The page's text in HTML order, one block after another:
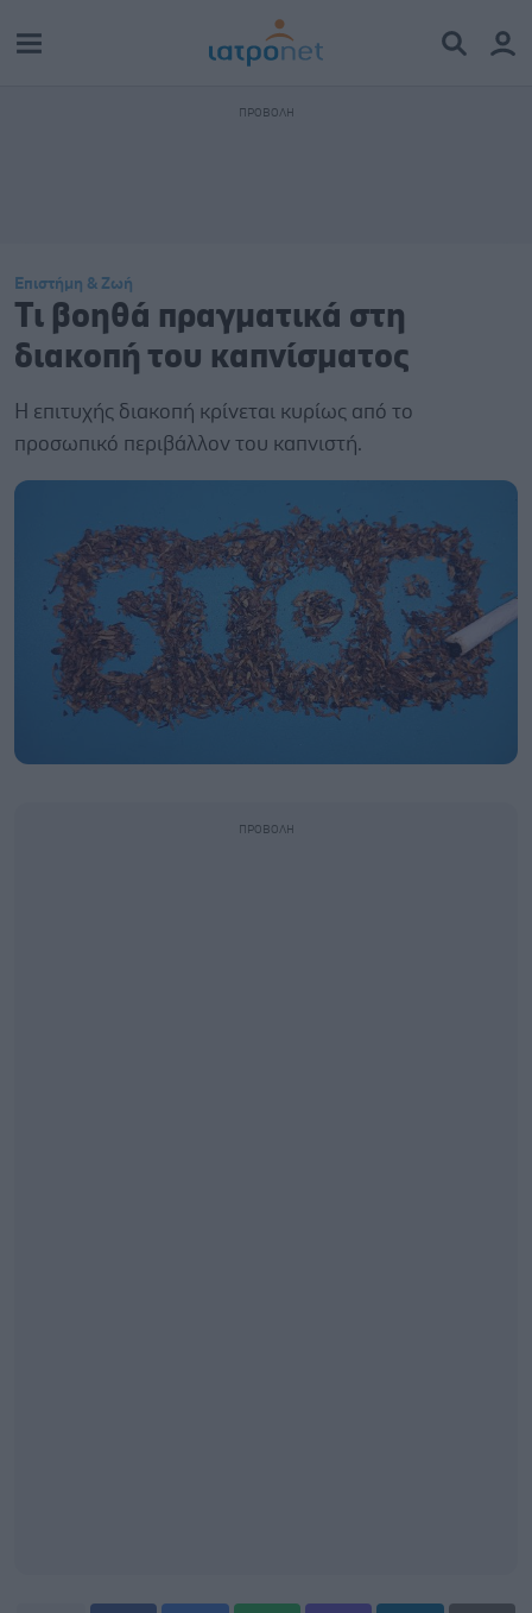
Επιστήμη & Ζωή
Τι βοηθά πραγματικά στη
διακοπή του καπνίσματος
Η επιτυχής διακοπή κρίνεται κυρίως από το
προσωπικό περιβάλλον του καπνιστή.